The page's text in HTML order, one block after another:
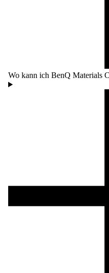
Wo kann ich BenQ Materials